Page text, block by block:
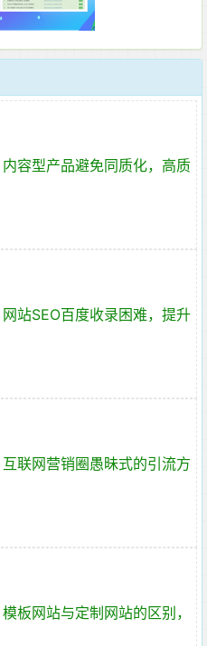
内容型产品避免同质化，高质
网站SEO百度收录困难，提升
互联网营销圈愚昧式的引流方
模板网站与定制网站的区别，